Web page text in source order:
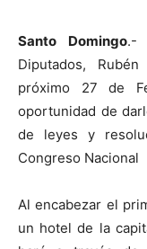
Santo Domingo.-
Diputados,
próximo 27 de
oportunidad de
de leyes y
Congreso Nacional
Al encabezar el
un hotel de la